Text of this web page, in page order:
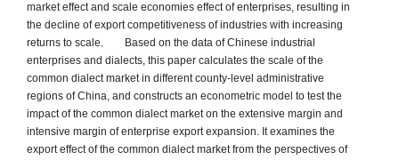
market effect and scale economies effect of enterprises, resulting in
the decline of export competitiveness of industries with increasing
returns to scale. Based on the data of Chinese industrial
enterprises and dialects, this paper calculates the scale of the
common dialect market in different county-level administrative
regions of China, and constructs an econometric model to test the
impact of the common dialect market on the extensive margin and
intensive margin of enterprise export expansion. It examines the
export effect of the common dialect market from the perspectives of